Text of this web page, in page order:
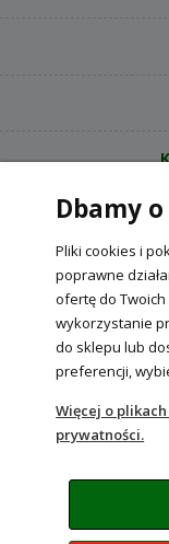
Internetowy sklep
NIP: 6090037061,
Sklep
Dbamy
Pliki cookies i
poprawne
ofertę do
wykorzystanie
do sklepu lub
preferencji,
Więcej o
prywatności.